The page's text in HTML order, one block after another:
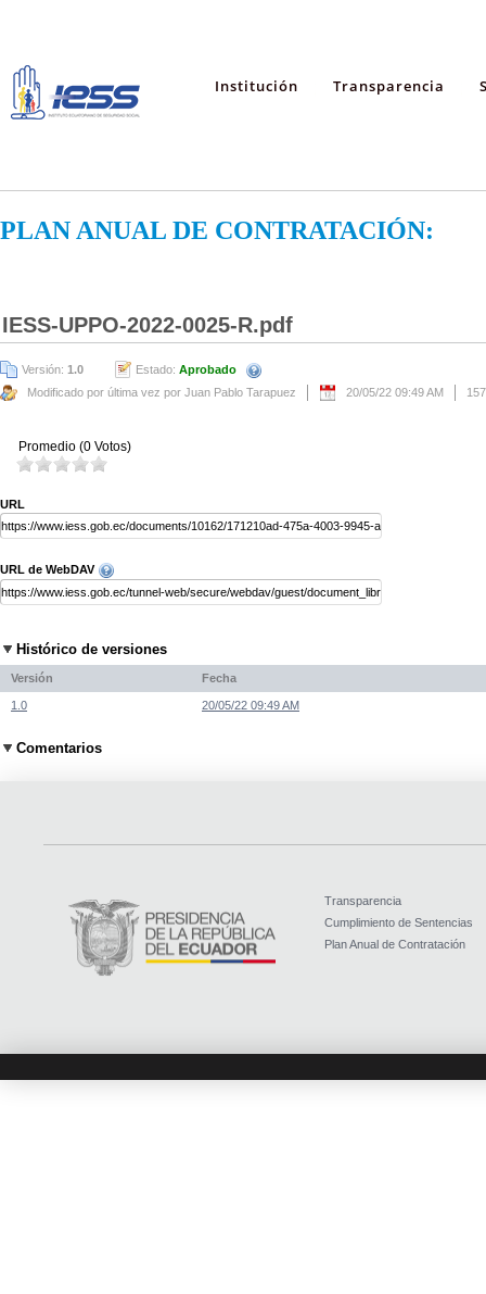
Institución Transparencia
PLAN ANUAL DE CONTRATACIÓN:
IESS-UPPO-2022-0025-R.pdf
Versión: 1.0 Estado: Aprobado
Modificado por última vez por Juan Pablo Tarapuez
20/05/22 09:49 AM
Promedio (0 Votos)
URL
URL de WebDAV
Histórico de versiones
Versión Fecha
1.0 20/05/22 09:49 AM
Comentarios
Transparencia
Cumplimiento de Sentencias
Plan Anual de Contratación